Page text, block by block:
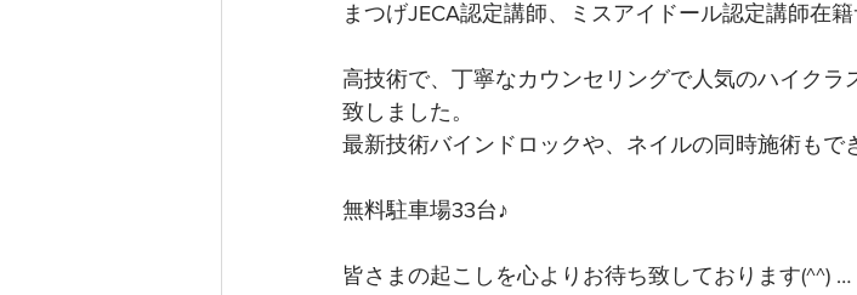
まつげJECA認定講師、ミスアイドール認定講師在
高技術で、丁寧なカウンセリングで人気のハイク
致しました。
最新技術バインドロックや、ネイルの同時施術も
無料駐車場33台♪
皆さまの起こしを心よりお待ち致しております(^^) …